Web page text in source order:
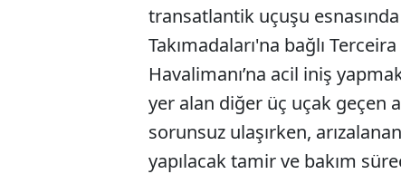
transatlantik uçuşu esnasında
Takımadaları'na bağlı
Havalimanı’na acil iniş
yer alan diğer üç uçak geçen
sorunsuz ulaşırken,
yapılacak tamir ve bakım